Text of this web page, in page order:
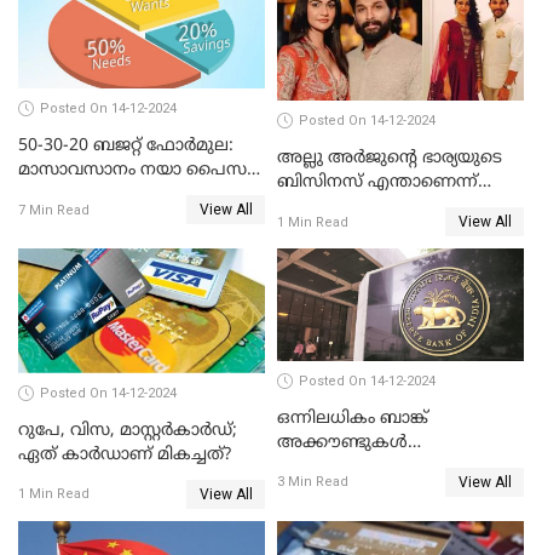
Posted On 14-12-2024
50-30-20 ബജറ്റ് ഫോർമുല:
മാസാവസാനം നയാ പൈസ
7 Min Read View All
Posted On 14-12-2024
അല്ലു അർജുൻ്റെ ഭാര്യയുടെ
ബിസിനസ് എന്താണെന്ന്
1 Min Read View All
Posted On 14-12-2024
റുപേ, വിസ, മാസ്റ്റർകാർഡ്;
ഏത് കാർഡാണ് മികച്ചത്?
1 Min Read View All
Posted On 14-12-2024
ഒന്നിലധികം ബാങ്ക്
അക്കൗണ്ടുകൾ
ബി ഐ പറയുന്നത് എന്താണ്?
3 Min Read View All